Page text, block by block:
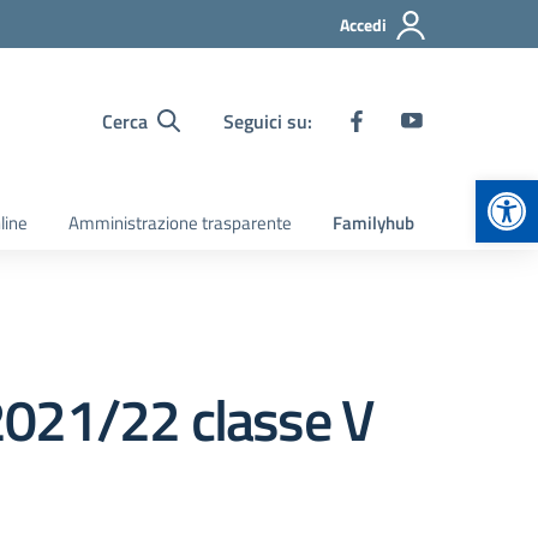
Accedi
Cerca Seguici su:
Amministrazione trasparente Familyhub
22 classe V